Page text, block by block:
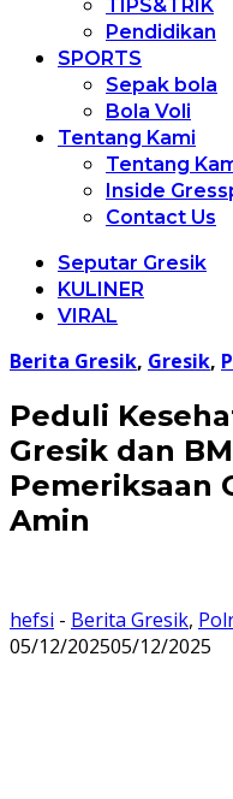
TIPS&TRIK
Pendidikan
SPORTS
Sepak bola
Bola Voli
Tentang Kami
Tentang
Inside
Contact Us
Seputar Gresik
KULINER
VIRAL
Berita Gresik, Gresik,
Peduli
Gresik dan
Pemeriksaan
Amin
hefsi - Berita Gresik,
05/12/202505/12/2025